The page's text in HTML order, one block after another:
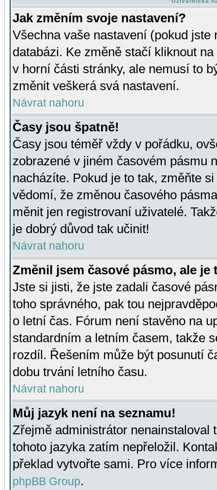
Jak změním svoje nastavení?
Všechna vaše nastavení (pokud
databázi. Ke změně stačí kliknout
v horní části stránky, ale nemusí to
změnit veškerá svá nastavení.
Návrat nahoru
Časy jsou špatně!
Časy jsou téměř vždy v pořádku,
zobrazené v jiném časovém pásmu
nacházíte. Pokud je to tak, změňte
vědomí, že změnou časového
měnit jen registrovaní uživatelé.
je dobrý důvod tak učinit!
Návrat nahoru
Změnil jsem časové pásmo, ale je
Jste si jisti, že jste zadali časové
toho správného, pak tou
o letní čas. Fórum není stavěno na
standardním a letním časem, takže
rozdíl. Řešením může být posunutí
dobu trvání letního času.
Návrat nahoru
Můj jazyk není na seznamu!
Zřejmě administrátor nenainstaloval
tohoto jazyka zatím nepřeložil.
překlad vytvořte sami. Pro více
phpBB Group.